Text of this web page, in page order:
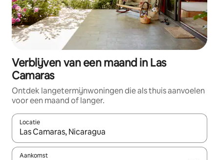
Verblijven van een maand in Las
Camaras
Ontdek langetermijnwoningen die als thuis aanvoelen
voor een maand of langer.
Locatie
Wanneer er resultaten beschikbaar zijn, maak je een keuze
Aankomst